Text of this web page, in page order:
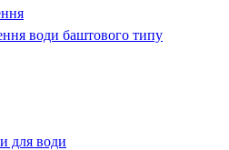
води баштового типу
для води